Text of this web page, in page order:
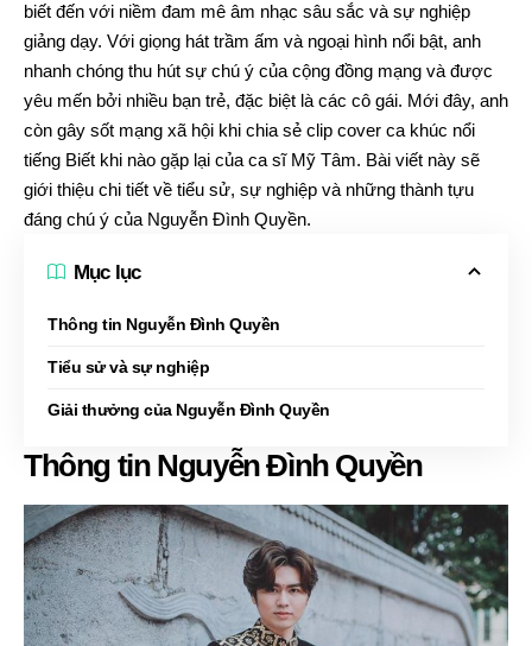
biết đến với niềm đam mê âm nhạc sâu sắc và sự nghiệp
giảng dạy. Với giọng hát trầm ấm và ngoại hình nổi bật, anh
nhanh chóng thu hút sự chú ý của cộng đồng mạng và được
yêu mến bởi nhiều bạn trẻ, đặc biệt là các cô gái. Mới đây, anh
còn gây sốt mạng xã hội khi chia sẻ clip cover ca khúc nổi
tiếng Biết khi nào gặp lại của ca sĩ Mỹ Tâm. Bài viết này sẽ
giới thiệu chi tiết về tiểu sử, sự nghiệp và những thành tựu
đáng chú ý của Nguyễn Đình Quyền.
Mục lục
Thông tin Nguyễn Đình Quyền
Tiểu sử và sự nghiệp
Giải thưởng của Nguyễn Đình Quyền
Thông tin Nguyễn Đình Quyền